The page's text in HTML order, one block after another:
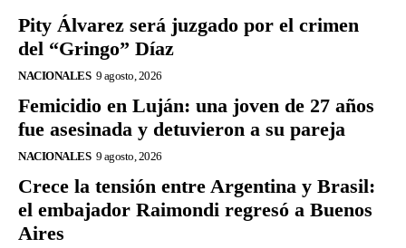
Pity Álvarez será juzgado por el crimen
del “Gringo” Díaz
NACIONALES 9 agosto, 2026
Femicidio en Luján: una joven de 27 años
fue asesinada y detuvieron a su pareja
NACIONALES 9 agosto, 2026
Crece la tensión entre Argentina y Brasil:
el embajador Raimondi regresó a Buenos
Aires